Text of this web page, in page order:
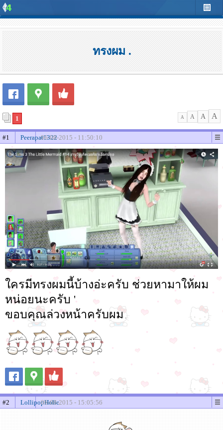
ทรงผม .
1 A A A A
#1 Peerapat132206-08-2015 - 11:50:10
ใครมีทรงผมนี้บ้างอ่ะครับ ช่วยหามาให้ผม
หน่อยนะครับ '
ขอบคุณล่วงหน้าครับผม
#2 LollipopHolic06-08-2015 - 15:05:56